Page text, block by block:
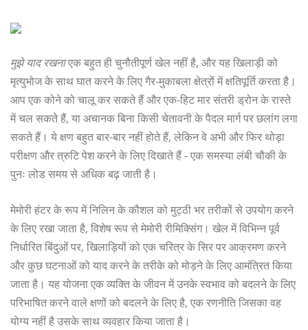
मुझे याद रखनाएक बहुत ही चुनौतीपूर्ण खेल नहीं है, और यह खिलाड़ी को
मृत्युभोज के साथ घात करने के लिए गैर-मुकाबला क्षेत्रों में क्षतिपूर्ति करता है।
आप एक कोने को चालू कर सकते हैं और एक-हिट मार संतरी ड्रोन के रास्ते
में चल सकते हैं, या अचानक बिना किसी चेतावनी के पैदल मार्ग पर छलांग लगा
सकते हैं। ये क्षण बहुत बार-बार नहीं होते हैं, लेकिन वे अभी और फिर थोड़ा
परीक्षण और त्रुटि पेश करने के लिए दिखाते हैं - एक समस्या लंबी चौकी के
पुनः लोड समय से अधिक बढ़ जाती है।
मेमोरी हंटर के रूप में निलिन के कौशल को मुट्ठी भर तरीकों से उपयोग करने
के लिए रखा जाता है, विशेष रूप से मेमोरी रीमिक्सिंग। खेल में विभिन्न पूर्व
निर्धारित बिंदुओं पर, खिलाड़ियों को एक चरित्र के सिर पर आक्रमण करने
और कुछ घटनाओं को याद करने के तरीके को मोड़ने के लिए आमंत्रित किया
जाता है। यह योजना एक व्यक्ति के जीवन में उनके स्वभाव को बदलने के लिए
परिभाषित करने वाले क्षणों को बदलने के लिए है, एक रणनीति जिसका वह
योग्य नहीं है उसके साथ व्यवहार किया जाता है।